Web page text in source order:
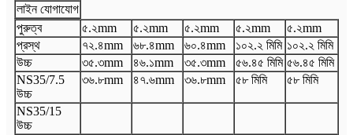
লাইন যোগাযোগ
পুরুত্ব
৫.২mm ৫.২mm ৫.২mm ৫.২mm ৫.২mm
প্রস্থ
৭২.৪mm ৬৮.৪mm ৬০.৪mm ১০২.২ মিমি ১০২.২ মিমি
উচ্চ
৩৫.৩mm ৪৬.১mm ৩৫.৩mm ৫৬.৪৫ মিমি ৫৬.৪৫ মিমি
NS35/7.5
উচ্চ
৩৬.৮mm ৪৭.৬mm ৩৬.৮mm ৫৮ মিমি ৫৮ মিমি
NS35/15
উচ্চ